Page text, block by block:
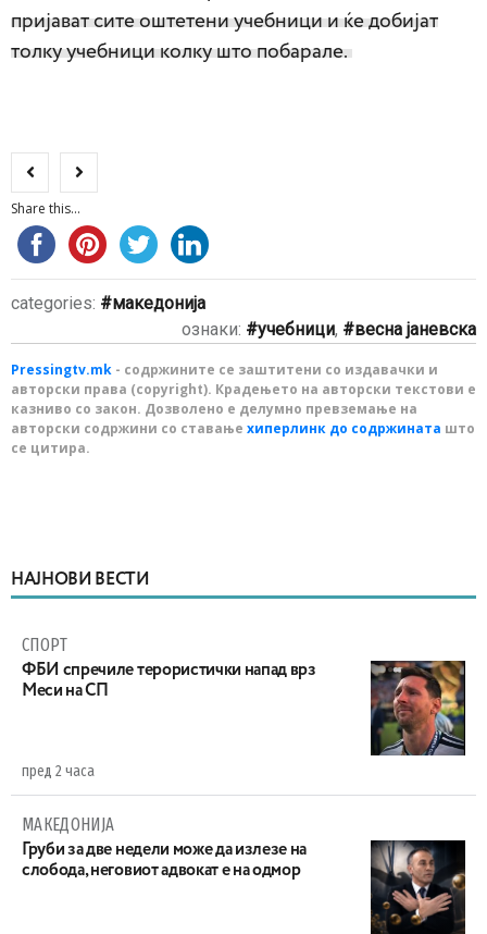
пријават сите оштетени учебници и ќе добијат
толку учебници колку што побарале.
Share this...
categories:
македонија
ознаки:
учебници, весна јаневска
Pressingtv.mk - содржините се заштитени со издавачки и
авторски права (copyright). Крадењето на авторски текстови е
казниво со закон. Дозволено е делумно превземање на
авторски содржини со ставање хиперлинк до содржината што
се цитира.
НАЈНОВИ ВЕСТИ
СПОРТ
ФБИ спречиле терористички напад врз
Меси на СП
пред 2 часа
МАКЕДОНИЈА
Груби за две недели може да излезе на
слобода, неговиот адвокат е на одмор